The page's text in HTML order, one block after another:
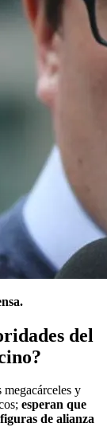
del
y
esperan que
de alianza